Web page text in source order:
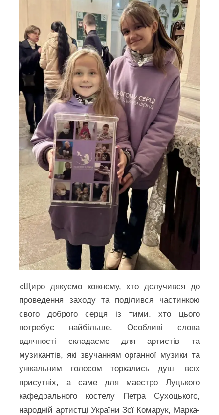
«Щиро дякуємо кожному, хто долучився до
проведення заходу та поділився частинкою
свого доброго серця із тими, хто цього
потребує найбільше. Особливі слова
вдячності складаємо для артистів та
музикантів, які звучанням органної музики та
унікальним голосом торкались душі всіх
присутніх, а саме для маестро Луцького
кафедрального костелу Петра Сухоцького,
народній артистці України Зої Комарук, Марка-